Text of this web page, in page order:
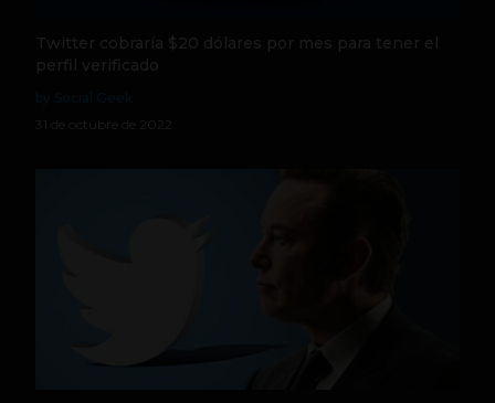
Twitter cobraría $20 dólares por mes para tener el
perfil verificado
31 de octubre de 2022